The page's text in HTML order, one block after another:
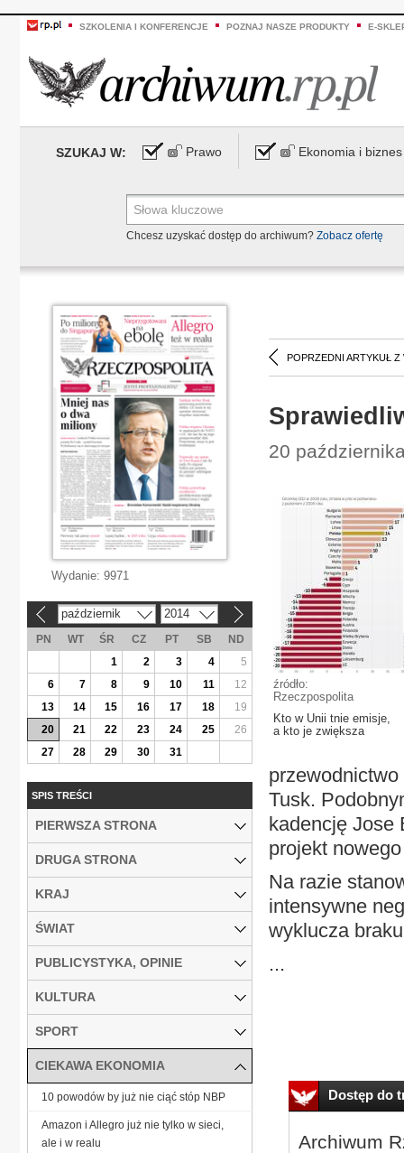
SZKOLENIA I KONFERENCJE POZNAJ NASZE PRODUKTY E-
SZUKAJ W: Prawo Ekonomia i biznes
Chcesz uzyskać dostęp do archiwum? Zobacz ofertę
POPRZEDNI ARTYKUŁ Z
20
źródło:
Rzeczpospolita
Kto w Unii tnie emisje,
a kto je zwiększa
Tusk.
kadencję Jose
projekt
Na razie
intensywne
wyklucza
...
Dostęp do
Archiwum
Wydanie: 9971
październik 2014
PN WT ŚR CZ PT SB
ND
1
2 3 4
5
6
7 8 9 10 11
12
13
14 15 16 17 18
19
20
21 22 23 24 25
26
27
28 29 30 31
SPIS TREŚCI
PIERWSZA STRONA
DRUGA STRONA
KRAJ
ŚWIAT
PUBLICYSTYKA, OPINIE
KULTURA
SPORT
CIEKAWA EKONOMIA
10 powodów by już nie ciąć stóp NBP
Amazon i Allegro już nie tylko w sieci,
ale i w realu